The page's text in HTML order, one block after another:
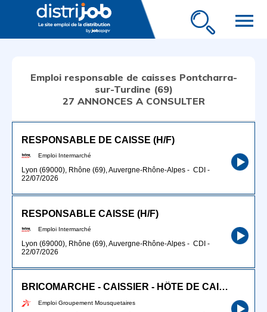
menu
Emploi responsable de caisses Pontcharra-
sur-Turdine (69)
27 ANNONCES A CONSULTER
RESPONSABLE DE CAISSE (H/F)
Emploi Intermarché
Lyon (69000), Rhône (69), Auvergne-Rhône-Alpes - CDI -
22/07/2026
RESPONSABLE CAISSE (H/F)
Emploi Intermarché
Lyon (69000), Rhône (69), Auvergne-Rhône-Alpes - CDI -
22/07/2026
BRICOMARCHE - CAISSIER - HÔTE DE CAISSE (H/F)
Emploi Groupement Mousquetaires